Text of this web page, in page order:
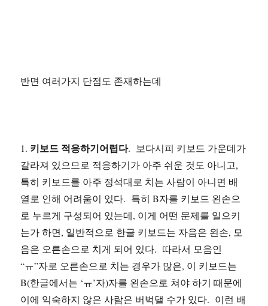
반면 여러가지 단점도 존재하는데
1. 키보드 적응하기어렵다. 보다시피 키보드 가운데가
갈라져 있으므로 적응하기가 아주 쉬운 것도 아니고,
특히 키보드를 아주 정석대로 치는 사람이 아니면 배
열로 인해 어려움이 있다. 특히 B자를 키보드 왼손으
로 누르게 구성되어 있는데, 이게 어떤 문제를 일으키
는가 하면, 일반적으로 한글 키보드는 자음은 왼손, 모
음은 오른손으로 치게 되어 있다. 따라서 모음인
“ㅠ”자로 오른손으로 치는 경우가 많은, 이 키보드는
B(한글에서는 ‘ㅠ’자)자를 왼손으로 쳐야 하기 때문에
이에 익숙하지 않은 사람은 버벅댈 수가 있다. 이런 배